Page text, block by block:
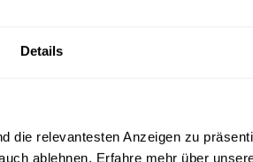
Details
die relevantesten Anzeigen zu
ablehnen. Erfahre mehr über